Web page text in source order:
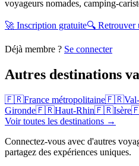
voyageurs nomades, camping-
🚀 Inscription gratuite🔍 Retrouver
Déjà membre ? Se connecter
Autres destinations
🇫🇷France métropolitaine🇫🇷
Gironde🇫🇷Haut-Rhin🇫🇷Isère
Voir toutes les destinations →
Connectez-vous avec d'autres
partagez des expériences uniques.